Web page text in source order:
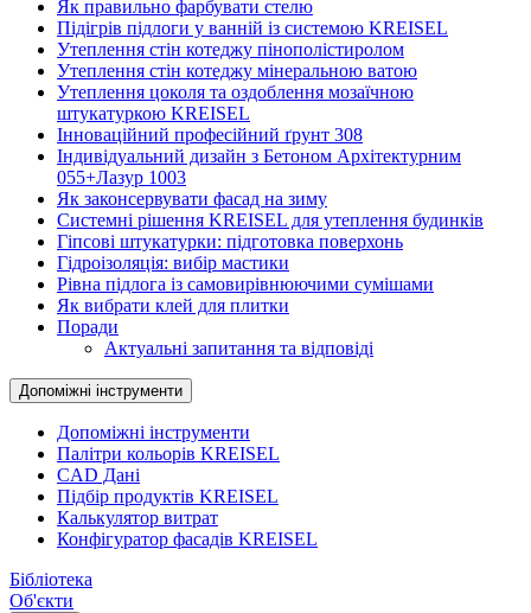
Як правильно фарбувати стелю
Підігрів підлоги у ванній із системою KREISEL
Утеплення стін котеджу пінополістиролом
Утеплення стін котеджу мінеральною ватою
Утеплення цоколя та оздоблення мозаїчною
штукатуркою KREISEL
Інноваційний професійний ґрунт 308
Індивідуальний дизайн з Бетоном Архітектурним
055+Лазур 1003
Як законсервувати фасад на зиму
Системні рішення KREISEL для утеплення будинків
Гіпсові штукатурки: підготовка поверхонь
Гідроізоляція: вибір мастики
Рівна підлога із самовирівнюючими сумішами
Як вибрати клей для плитки
Поради
Актуальні запитання та відповіді
Допоміжні інструменти
Допоміжні інструменти
Палітри кольорів KREISEL
CAD Дані
Підбір продуктів KREISEL
Калькулятор витрат
Конфігуратор фасадів KREISEL
Бібліотека
Об'єкти